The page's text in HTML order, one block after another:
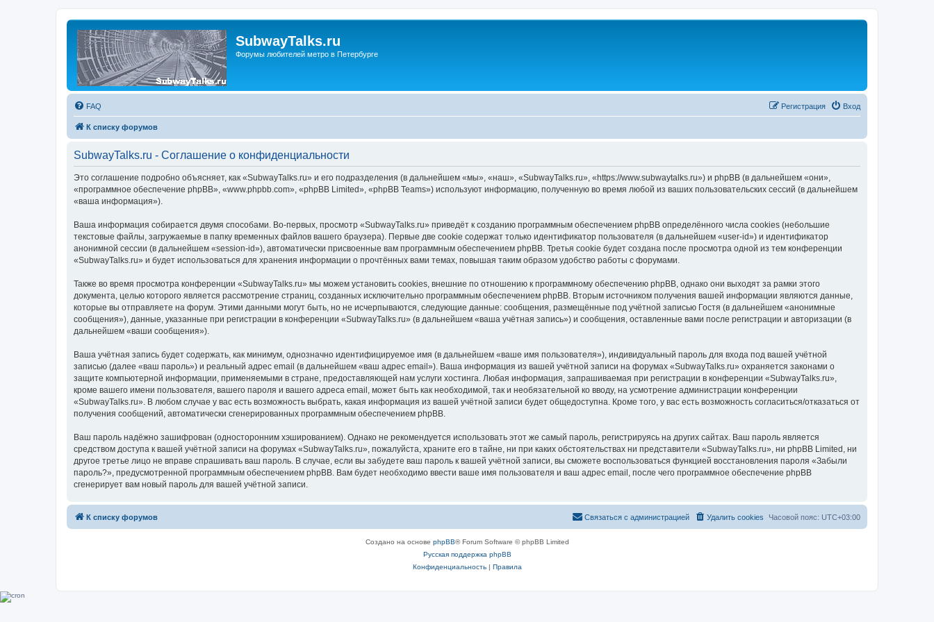
SubwayTalks.ru
Форумы любителей метро в Петербурге
FAQ Вход
Регистрация
К списку форумов
SubwayTalks.ru - Соглашение о конфиденциальности
Это соглашение подробно объясняет, как «SubwayTalks.ru» и его подразделения (в дальнейшем «мы», «наш», «SubwayTalks.ru», «https://www.subwaytalks.ru») и phpBB (в дальнейшем «они»,
«программное обеспечение phpBB», «www.phpbb.com», «phpBB Limited», «phpBB Teams») используют информацию, полученную во время любой из ваших пользовательских сессий (в дальнейшем
«ваша информация»).
Ваша информация собирается двумя способами. Во-первых, просмотр «SubwayTalks.ru» приведёт к созданию программным обеспечением phpBB определённого числа cookies (небольшие
текстовые файлы, загружаемые в папку временных файлов вашего браузера). Первые две cookie содержат только идентификатор пользователя (в дальнейшем «user-id») и идентификатор
анонимной сессии (в дальнейшем «session-id»), автоматически присвоенные вам программным обеспечением phpBB. Третья cookie будет создана после просмотра одной из тем конференции
«SubwayTalks.ru» и будет использоваться для хранения информации о прочтённых вами темах, повышая таким образом удобство работы с форумами.
Также во время просмотра конференции «SubwayTalks.ru» мы можем установить cookies, внешние по отношению к программному обеспечению phpBB, однако они выходят за рамки этого
документа, целью которого является рассмотрение страниц, созданных исключительно программным обеспечением phpBB. Вторым источником получения вашей информации являются данные,
которые вы отправляете на форум. Этими данными могут быть, но не исчерпываются, следующие данные: сообщения, размещённые под учётной записью Гостя (в дальнейшем «анонимные
сообщения»), данные, указанные при регистрации в конференции «SubwayTalks.ru» (в дальнейшем «ваша учётная запись») и сообщения, оставленные вами после регистрации и авторизации (в
дальнейшем «ваши сообщения»).
Ваша учётная запись будет содержать, как минимум, однозначно идентифицируемое имя (в дальнейшем «ваше имя пользователя»), индивидуальный пароль для входа под вашей учётной
записью (далее «ваш пароль») и реальный адрес email (в дальнейшем «ваш адрес email»). Ваша информация из вашей учётной записи на форумах «SubwayTalks.ru» охраняется законами о
защите компьютерной информации, применяемыми в стране, предоставляющей нам услуги хостинга. Любая информация, запрашиваемая при регистрации в конференции «SubwayTalks.ru»,
кроме вашего имени пользователя, вашего пароля и вашего адреса email, может быть как необходимой, так и необязательной ко вводу, на усмотрение администрации конференции
«SubwayTalks.ru». В любом случае у вас есть возможность выбрать, какая информация из вашей учётной записи будет общедоступна. Кроме того, у вас есть возможность согласиться/отказаться от
получения сообщений, автоматически сгенерированных программным обеспечением phpBB.
Ваш пароль надёжно зашифрован (односторонним хэшированием). Однако не рекомендуется использовать этот же самый пароль, регистрируясь на других сайтах. Ваш пароль является
средством доступа к вашей учётной записи на форумах «SubwayTalks.ru», пожалуйста, храните его в тайне, ни при каких обстоятельствах ни представители «SubwayTalks.ru», ни phpBB Limited, ни
другое третье лицо не вправе спрашивать ваш пароль. В случае, если вы забудете ваш пароль к вашей учётной записи, вы сможете воспользоваться функцией восстановления пароля «Забыли
пароль?», предусмотренной программным обеспечением phpBB. Вам будет необходимо ввести ваше имя пользователя и ваш адрес email, после чего программное обеспечение phpBB
сгенерирует вам новый пароль для вашей учётной записи.
К списку форумов Часовой пояс: UTC+03:00
Удалить cookies
Связаться с администрацией
Создано на основе phpBB® Forum Software © phpBB Limited
Русская поддержка phpBB
Конфиденциальность| Правила